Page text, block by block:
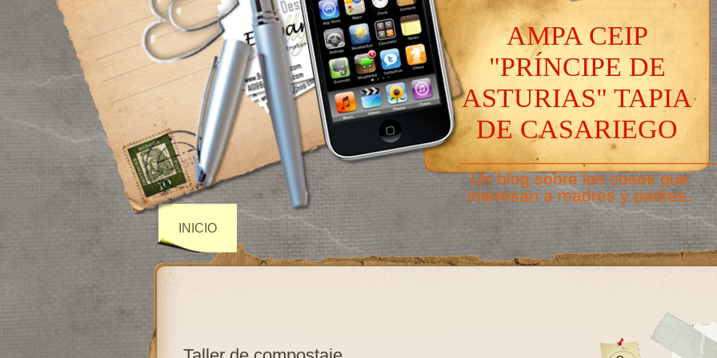
AMPA CEIP
"PRÍNCIPE DE
ASTURIAS" TAPIA
DE CASARIEGO
Un blog sobre las cosas que
interesan a madres y padres.
INICIO